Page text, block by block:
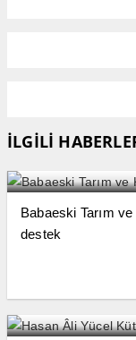
İLGİLİ
Babaeski Tarım
destek